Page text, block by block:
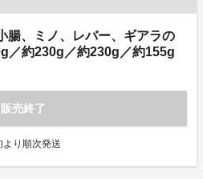
腸、ミノ、レバー、ギアラの
／約230g／約230g／約155g
販売終了
り順次発送